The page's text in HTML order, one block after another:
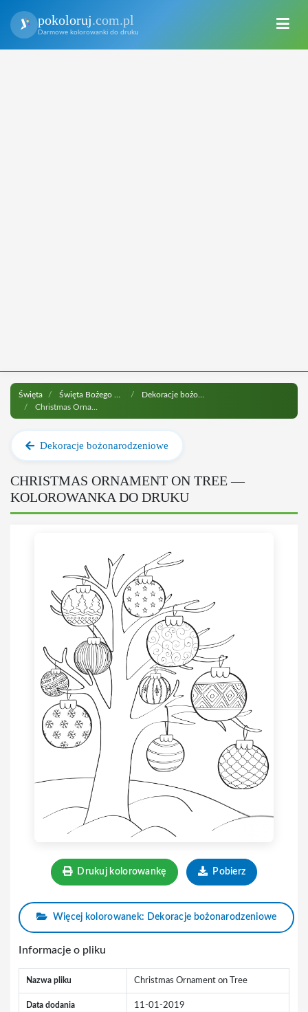
pokoloruj.com.pl
Darmowe kolorowanki do druku
Święta Święta Bożego Narodzenia
Dekoracje bożonarodzeniowe
Christmas Ornament on Tree do druku
Dekoracje bożonarodzeniowe
CHRISTMAS ORNAMENT ON TREE —
KOLOROWANKA DO DRUKU
Drukuj kolorowankę Pobierz
Więcej kolorowanek: Dekoracje bożonarodzeniowe
Informacje o pliku
Nazwa pliku Christmas Ornament on Tree
Data dodania 11-01-2019